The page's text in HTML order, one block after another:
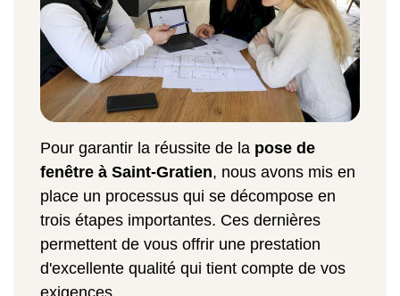
Pour garantir la réussite de la pose de
fenêtre à Saint-Gratien, nous avons mis en
place un processus qui se décompose en
trois étapes importantes. Ces dernières
permettent de vous offrir une prestation
d'excellente qualité qui tient compte de vos